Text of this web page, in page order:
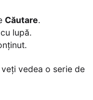
Căutare.
lupă.
vedea o serie de